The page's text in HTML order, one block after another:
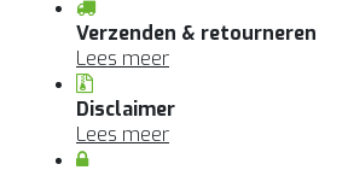
Verzenden & retourneren
Lees meer
Disclaimer
Lees meer